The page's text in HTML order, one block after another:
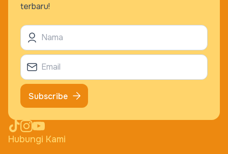
Hubungi Kami
terbaru!
Subscribe